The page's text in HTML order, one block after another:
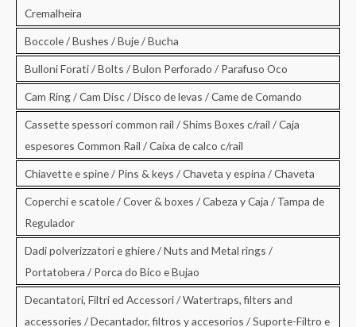
Cremalheira
Boccole / Bushes / Buje / Bucha
Bulloni Forati / Bolts / Bulon Perforado / Parafuso Oco
Cam Ring / Cam Disc / Disco de levas / Came de Comando
Cassette spessori common rail / Shims Boxes c/rail / Caja
espesores Common Rail / Caixa de calco c/rail
Chiavette e spine / Pins & keys / Chaveta y espina / Chaveta
Coperchi e scatole / Cover & boxes / Cabeza y Caja / Tampa de
Regulador
Dadi polverizzatori e ghiere / Nuts and Metal rings /
Portatobera / Porca do Bico e Bujao
Decantatori, Filtri ed Accessori / Watertraps, filters and
accessories / Decantador, filtros y accesorios / Suporte-Filtro e